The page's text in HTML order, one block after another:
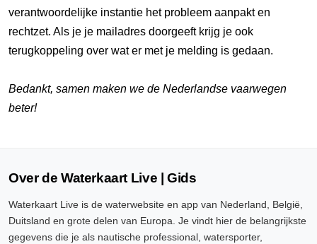
verantwoordelijke instantie het probleem aanpakt en
rechtzet. Als je je mailadres doorgeeft krijg je ook
terugkoppeling over wat er met je melding is gedaan.
Bedankt, samen maken we de Nederlandse vaarwegen
beter!
Over de Waterkaart Live | Gids
Waterkaart Live is de waterwebsite en app van Nederland, België,
Duitsland en grote delen van Europa. Je vindt hier de belangrijkste
gegevens die je als nautische professional, watersporter,